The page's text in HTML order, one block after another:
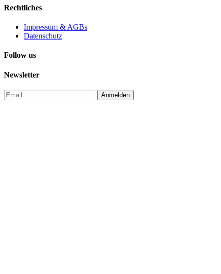
Rechtliches
Impressum & AGBs
Datenschutz
Follow us
Newsletter
Anmelden